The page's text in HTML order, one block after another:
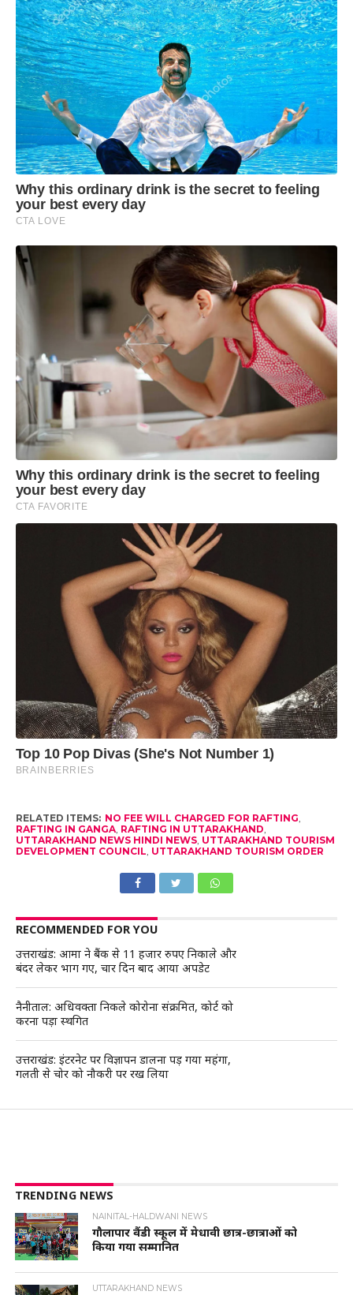
RELATED ITEMS: NO FEE WILL CHARGED FOR RAFTING
RAFTING IN GANGA, RAFTING IN UTTARAKHAND
UTTARAKHAND NEWS HINDI NEWS, UTTARAKHAND TOURISM
DEVELOPMENT COUNCIL UTTARAKHAND TOURISM ORDER
RECOMMENDED FOR YOU
उत्तराखंड: आमा ने बैंक से 11 हजार रुपए निकाले और
बंदर लेकर भाग गए, चार दिन बाद आया अपडेट
नैनीताल: अधिवक्ता निकले कोरोना संक्रमित, कोर्ट को
करना पड़ा स्थगित
उत्तराखंड: इंटरनेट पर विज्ञापन डालना पड़ गया महंगा,
गलती से चोर को नौकरी पर रख लिया
TRENDING NEWS
NAINITAL-HALDWANI NEWS
गौलापार वैंडी स्कूल में मेधावी छात्र-छात्राओं को
किया गया सम्मानित
UTTARAKHAND NEWS